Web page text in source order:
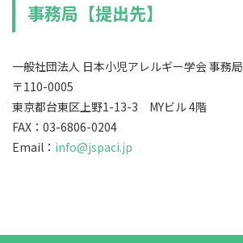
事務局【提出先】
一般社団法人 日本小児アレルギー学会 事務局
〒110-0005
東京都台東区上野1-13-3 MYビル 4階
FAX：03-6806-0204
Email： info@jspaci.jp